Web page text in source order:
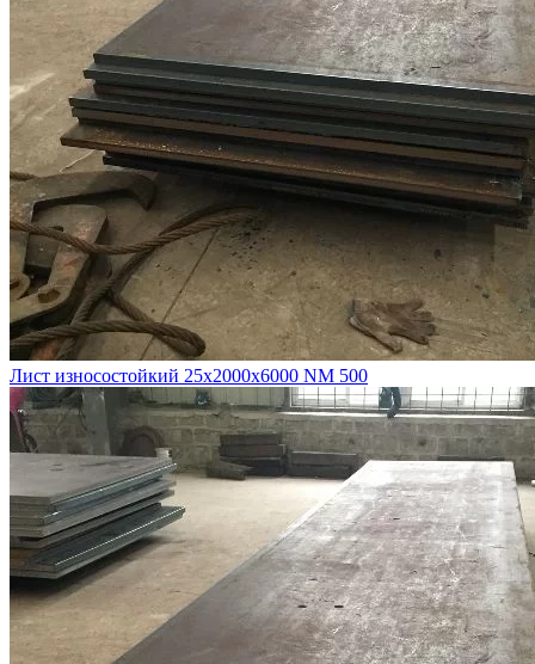
Лист износостойкий 25х2000х6000 NM 500